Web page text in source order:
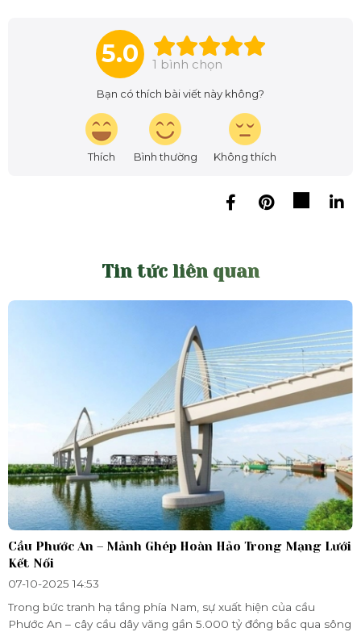
5.0 1 bình chọn
Bạn có thích bài viết này không?
Thích Bình thường Không thích
Tin tức liên quan
Cầu Phước An – Mảnh Ghép Hoàn Hảo Trong Mạng Lưới
Kết Nối
07-10-2025 14:53
Trong bức tranh hạ tầng phía Nam, sự xuất hiện của cầu
Phước An – cây cầu dây văng gần 5.000 tỷ đồng bắc qua sông